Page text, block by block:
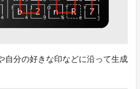
自分の好きな印などに沿って生成